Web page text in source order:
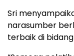
Sri
narasumber
terbaik di